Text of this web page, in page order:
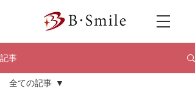
記事
全ての記事